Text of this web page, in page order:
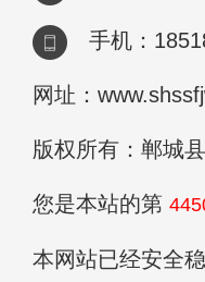
手机：
网址：
版权所有：郸城
您是本站的第
本网站已经安全